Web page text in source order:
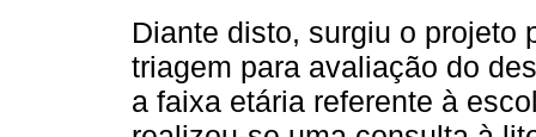
Diante disto, surgiu o projeto
triagem para avaliação do
a faixa etária referente à